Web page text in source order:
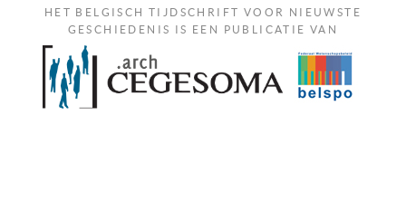
HET BELGISCH TIJDSCHRIFT VOOR NIEUWSTE
GESCHIEDENIS IS EEN PUBLICATIE VAN